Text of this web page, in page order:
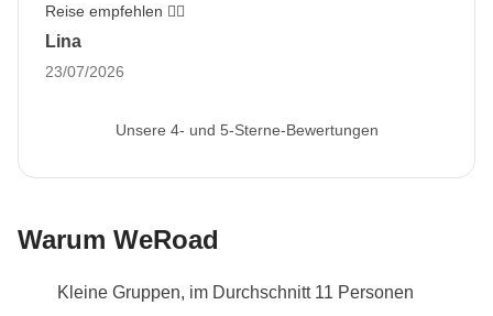
Reise empfehlen 👍🏻
Lina
23/07/2026
Unsere 4- und 5-Sterne-Bewertungen
Warum WeRoad
Kleine Gruppen, im Durchschnitt 11 Personen